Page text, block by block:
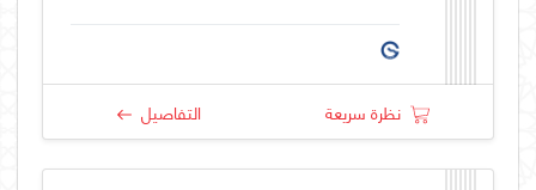
نظرة سريعة التفاصيل